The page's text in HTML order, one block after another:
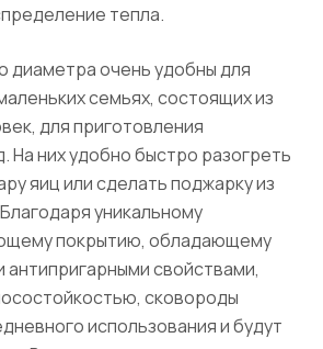
тепла.
диаметра очень удобны для
семьях, состоящих из
для приготовления
них удобно быстро разогреть
яиц или сделать поджарку из
уникальному
покрытию, обладающему
свойствами,
сковороды
использования и будут